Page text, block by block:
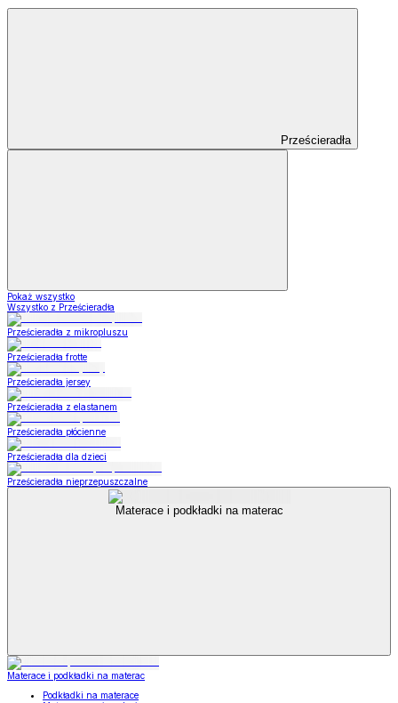
Prześcieradła
Pokaż wszystko
Wszystko z Prześcieradła
Prześcieradła z mikropluszu
Prześcieradła frotte
Prześcieradła jersey
Prześcieradła z elastanem
Prześcieradła płócienne
Prześcieradła dla dzieci
Prześcieradła nieprzepuszczalne
Materace i podkładki na materac
Materace i podkładki na materac
Podkładki na materace